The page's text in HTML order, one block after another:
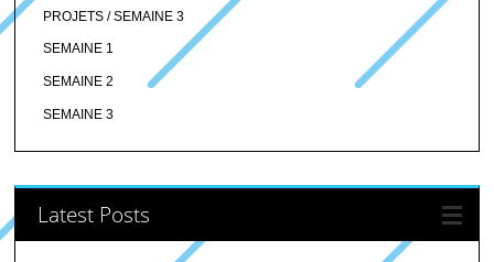
PROJETS / SEMAINE 3
SEMAINE 1
SEMAINE 2
SEMAINE 3
Latest Posts